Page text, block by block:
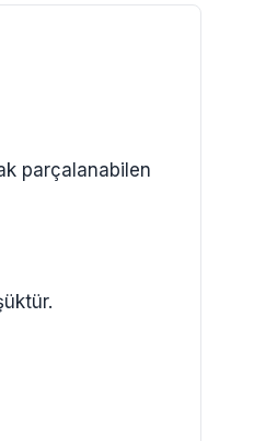
parçalanabilen